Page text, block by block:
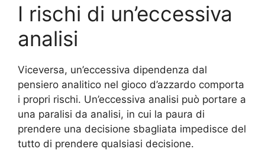
I rischi di un’eccessiva
analisi
Viceversa, un’eccessiva dipendenza dal
pensiero analitico nel gioco d’azzardo comporta
i propri rischi. Un’eccessiva analisi può portare a
una paralisi da analisi, in cui la paura di
prendere una decisione sbagliata impedisce del
tutto di prendere qualsiasi decisione.